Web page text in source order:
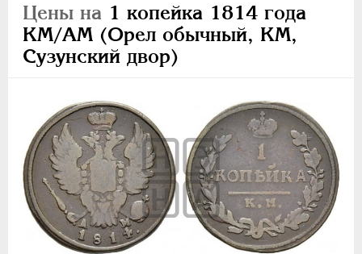
Цены на 1 копейка 1814 года
КМ/АМ (Орел обычный, КМ,
Сузунский двор)
АННА ИОАННОВНА 1730-1740
ИОАНН АНТОНОВИЧ 1740-1741
ЕЛИЗАВЕТА 1741-1762
ЕКАТЕРИНА II 1762-1796
ПАВЕЛ I
1796-1801
АЛЕКСАНДР I 1801-1825
Золото
Серебро
Медь